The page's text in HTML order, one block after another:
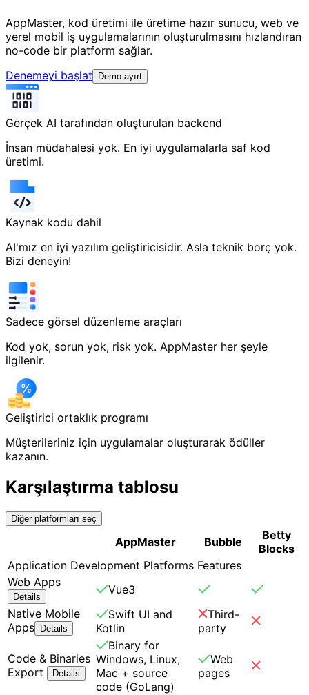
AppMaster, kod üretimi ile üretime hazır sunucu, web ve
yerel mobil iş uygulamalarının oluşturulmasını hızlandıran
no-code bir platform sağlar.
Denemeyi başlat
Demo ayırt
Gerçek AI tarafından oluşturulan backend
İnsan müdahalesi yok. En iyi uygulamalarla saf kod
üretimi.
Kaynak kodu dahil
AI'mız en iyi yazılım geliştiricisidir. Asla teknik borç yok.
Bizi deneyin!
Sadece görsel düzenleme araçları
Kod yok, sorun yok, risk yok. AppMaster her şeyle
ilgilenir.
Geliştirici ortaklık programı
Müşterileriniz için uygulamalar oluşturarak ödüller
kazanın.
Karşılaştırma tablosu
Diğer platformları seç
AppMaster Bubble
Betty
Blocks
Application Development Platforms Features
Web Apps
Details
Vue3
Native Mobile
Apps Details
Swift UI and
Kotlin
Third-
party
Code & Binaries
Export
Details
Binary for
Windows, Linux,
Mac + source
code (GoLang)
Web
pages